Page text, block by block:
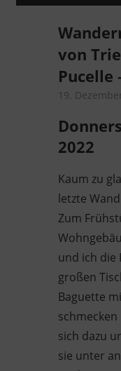
von
Pucelle
19.
2022
Kaum zu
letzte
Zum
und ich die
großen
Baguette
sich dazu
sie unter